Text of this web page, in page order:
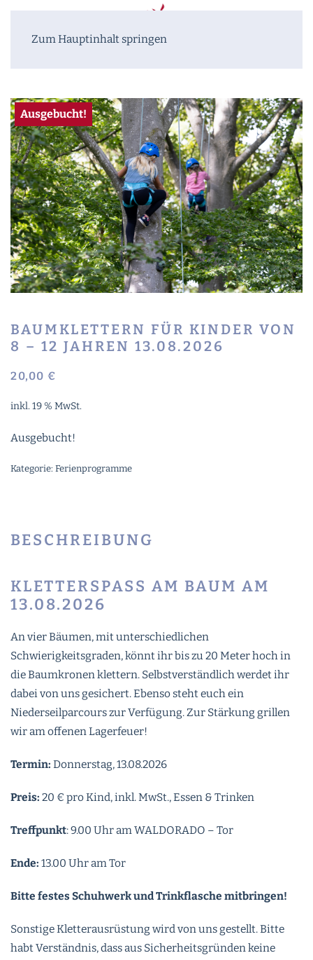
Zum Hauptinhalt springen
Ausgebucht!
BAUMKLETTERN FÜR KINDER VON
8 – 12 JAHREN 13.08.2026
20,00 €
inkl. 19 % MwSt.
Ausgebucht!
Kategorie: Ferienprogramme
BESCHREIBUNG
KLETTERSPASS AM BAUM AM 1
3.08.2026
An vier Bäumen, mit unterschiedlichen
Schwierigkeitsgraden, könnt ihr bis zu 20 Meter hoch in
die Baumkronen klettern. Selbstverständlich werdet ihr
dabei von uns gesichert. Ebenso steht euch ein
Niederseilparcours zur Verfügung. Zur Stärkung grillen
wir am offenen Lagerfeuer!
Termin: Donnerstag, 13.08.2026
Preis: 20 € pro Kind, inkl. MwSt., Essen & Trinken
Treffpunkt: 9.00 Uhr am WALDORADO – Tor
Ende: 13.00 Uhr am Tor
Bitte festes Schuhwerk und Trinkflasche mitbringen!
Sonstige Kletterausrüstung wird von uns gestellt. Bitte
habt Verständnis, dass aus Sicherheitsgründen keine